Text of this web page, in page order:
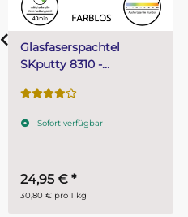
Epoxyspachtel Set 1,5 kg
MIPA E90 2K Spachtel
Sofort verfügbar
28,95 €
19,30 € pro 1 kg